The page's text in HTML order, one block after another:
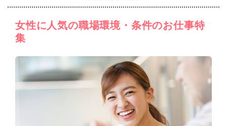
女性に人気の職場環境・条件のお仕事特
集